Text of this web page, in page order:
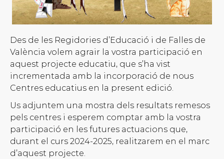
Des de les Regidories d’Educació i de Falles de
València volem agrair la vostra participació en
aquest projecte educatiu, que s’ha vist
incrementada amb la incorporació de nous
Centres educatius en la present edició.
Us adjuntem una mostra dels resultats remesos
pels centres i esperem comptar amb la vostra
participació en les futures actuacions que,
durant el curs 2024-2025, realitzarem en el marc
d’aquest projecte.